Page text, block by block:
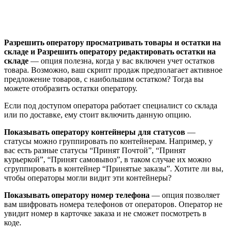
Разрешить оператору просматривать товары и остатки на
складе и Разрешить оператору редактировать остатки на
складе — опция полезна, когда у вас включен учет остатков
товара. Возможно, ваш скрипт продаж предполагает активное
предложение товаров, с наибольшим остатком? Тогда вы
можете отобразить остатки оператору.
Если под доступом оператора работает специалист со склада
или по доставке, ему стоит включить данную опцию.
Показывать оператору контейнеры для статусов —
статусы можно группировать по контейнерам. Например, у
вас есть разные статусы “Принят Почтой”, “Принят
курьеркой”, “Принят самовывоз”, в таком случае их можно
сгруппировать в контейнер “Принятые заказы”. Хотите ли вы,
чтобы операторы могли видит эти контейнеры?
Показывать оператору номер телефона — опция позволяет
вам шифровать номера телефонов от операторов. Оператор не
увидит номер в карточке заказа и не сможет посмотреть в
коде.